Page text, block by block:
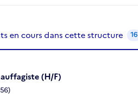
de la structure
en cours dans cette structure 16
(H/F)